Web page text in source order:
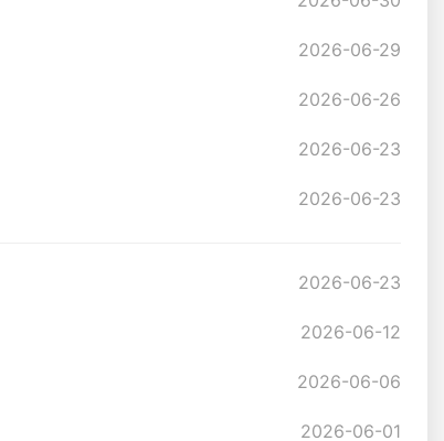
2026-06-29
2026-06-26
2026-06-23
2026-06-23
2026-06-23
2026-06-12
2026-06-06
2026-06-01